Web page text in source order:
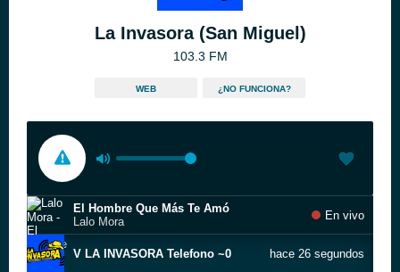
La Invasora (San Miguel)
103.3 FM
WEB ¿NO FUNCIONA?
El Hombre Que Más Te Amó
Lalo Mora
En vivo
V LA INVASORA Telefono ~0 hace 26 segundos